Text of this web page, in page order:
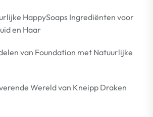
HappySoaps Ingrediënten voor
en Haar
van Foundation met Natuurlijke
Wereld van Kneipp Draken